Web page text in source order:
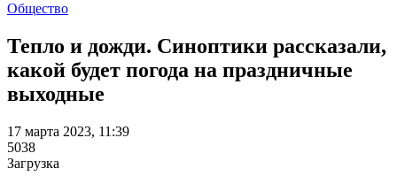
Общество
Тепло и дожди. Синоптики рассказали,
какой будет погода на праздничные
выходные
17 марта 2023, 11:39
5038
Загрузка